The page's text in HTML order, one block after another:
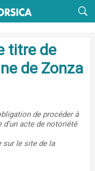
titre de
de Zonza
de procéder à
acte de notoriété
sur le site de la